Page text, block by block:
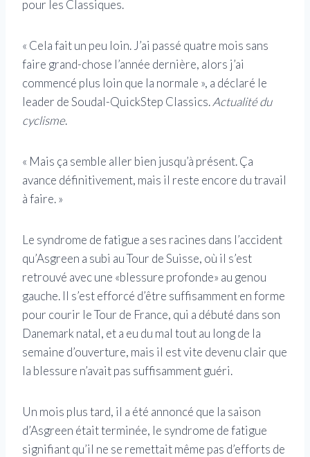
pour les Classiques.
« Cela fait un peu loin. J’ai passé quatre mois sans
faire grand-chose l’année dernière, alors j’ai
commencé plus loin que la normale », a déclaré le
leader de Soudal-QuickStep Classics.Actualité du
cyclisme.
« Mais ça semble aller bien jusqu’à présent. Ça
avance définitivement, mais il reste encore du travail
à faire. »
Le syndrome de fatigue a ses racines dans l’accident
qu’Asgreen a subi au Tour de Suisse, où il s’est
retrouvé avec une «blessure profonde» au genou
gauche. Il s’est efforcé d’être suffisamment en forme
pour courir le Tour de France, qui a débuté dans son
Danemark natal, et a eu du mal tout au long de la
semaine d’ouverture, mais il est vite devenu clair que
la blessure n’avait pas suffisamment guéri.
Un mois plus tard, il a été annoncé que la saison
d’Asgreen était terminée, le syndrome de fatigue
signifiant qu’il ne se remettait même pas d’efforts de